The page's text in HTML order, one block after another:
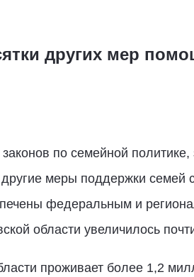
других мер
по семейной
другие меры поддержки
федеральным и
области увеличилось
проживает более 1,2